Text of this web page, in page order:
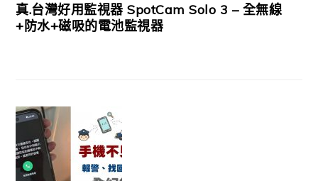
真.台灣好用監視器 SpotCam Solo 3 – 全無線
+防水+磁吸的電池監視器